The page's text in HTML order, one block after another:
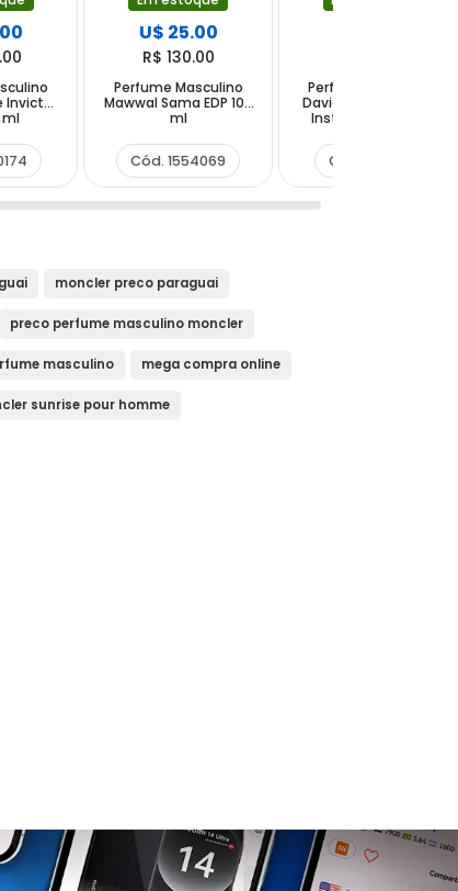
Invictus
ml
U$ 25.00
R$ 130.00
Perfume Masculino
Mawwal Sama EDP 100
ml
Cód. 1554069
Perfume Masculino
David Beckham True
Instinct EDP 50 ml
Cód. 1591941
moncler preco paraguai
preco perfume masculino moncler
masculino mega compra online
sunrise pour homme